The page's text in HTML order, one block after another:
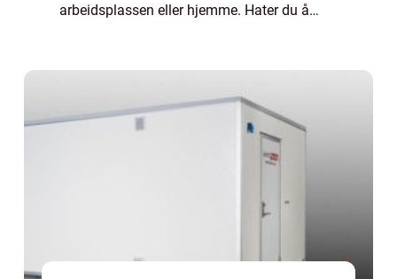
arbeidsplassen eller hjemme. Hater du å